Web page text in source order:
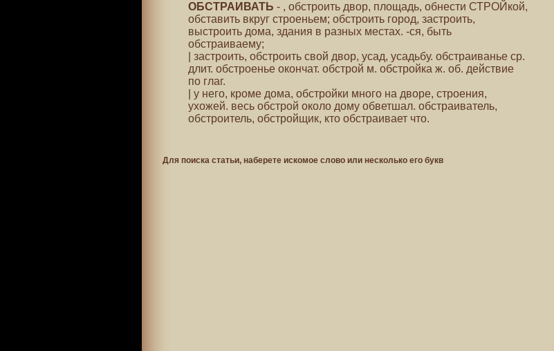
ОБСТРАИВАТЬ - , обстроить двор, площадь, обнести СТРОЙкой,
обставить вкруг строеньем; обстроить город, застроить,
выстроить дома, здания в разных местах. -ся, быть
обстраиваему;
| застроить, обстроить свой двор, усад, усадьбу. обстраиванье ср.
длит. обстроенье окончат. обстрой м. обстройка ж. об. действие
по глаг.
| у него, кроме дома, обстройки много на дворе, строения,
ухожей. весь обстрой около дому обветшал. обстраиватель,
обстроитель, обстройщик, кто обстраивает что.
Для поиска статьи, наберете искомое слово или несколько его букв